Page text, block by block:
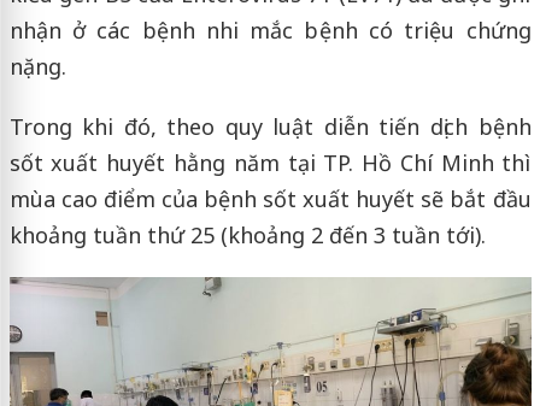
nhận ở các bệnh nhi mắc bệnh có triệu chứng
nặng.
Trong khi đó, theo quy luật diễn tiến dịch bệnh
sốt xuất huyết hằng năm tại TP. Hồ Chí Minh thì
mùa cao điểm của bệnh sốt xuất huyết sẽ bắt đầu
khoảng tuần thứ 25 (khoảng 2 đến 3 tuần tới).